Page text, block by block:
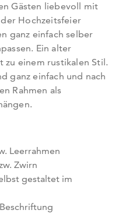
Gästen liebevoll mit
Hochzeitsfeier
ganz einfach selber
Ein alter
zu einem rustikalen Stil.
ganz einfach und nach
Rahmen als
Leerrahmen
Zwirn
gestaltet im